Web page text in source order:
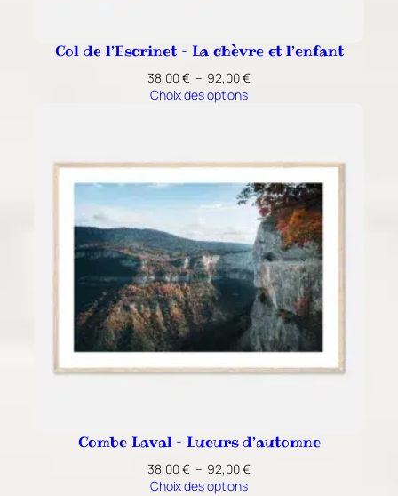
Col de l’Escrinet – La chèvre et l’enfant
38,00€ – 92,00€Plage
92,00 €
Choix des options
Combe Laval – Lueurs d’automne
38,00€ – 92,00€Plage
Choix des options